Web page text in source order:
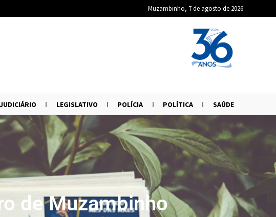
Muzambinho, 7 de agosto de 2026
JUDICIÁRIO LEGISLATIVO POLÍCIA POLÍTICA SAÚDE
de Muzambinho